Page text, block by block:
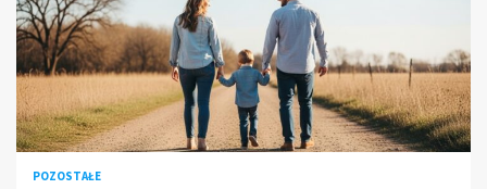
POZOSTAŁE